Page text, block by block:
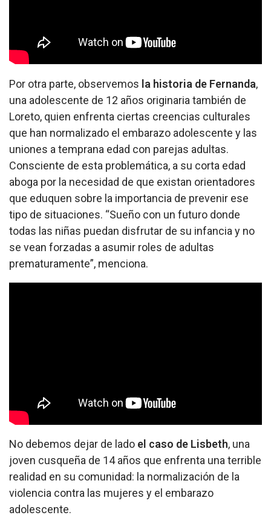
Por otra parte, observemos la historia de Fernanda,
una adolescente de 12 años originaria también de
Loreto, quien enfrenta ciertas creencias culturales
que han normalizado el embarazo adolescente y las
uniones a temprana edad con parejas adultas.
Consciente de esta problemática, a su corta edad
aboga por la necesidad de que existan orientadores
que eduquen sobre la importancia de prevenir ese
tipo de situaciones. “Sueño con un futuro donde
todas las niñas puedan disfrutar de su infancia y no
se vean forzadas a asumir roles de adultas
prematuramente”, menciona.
No debemos dejar de lado el caso de Lisbeth, una
joven cusqueña de 14 años que enfrenta una terrible
realidad en su comunidad: la normalización de la
violencia contra las mujeres y el embarazo
adolescente.